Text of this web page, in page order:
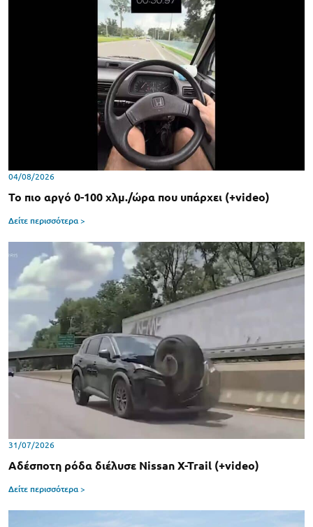
04/08/2026
Το πιο αργό 0-100 χλμ./ώρα που υπάρχει (+video)
Δείτε περισσότερα >
31/07/2026
Αδέσποτη ρόδα διέλυσε Nissan X-Trail (+video)
Δείτε περισσότερα >